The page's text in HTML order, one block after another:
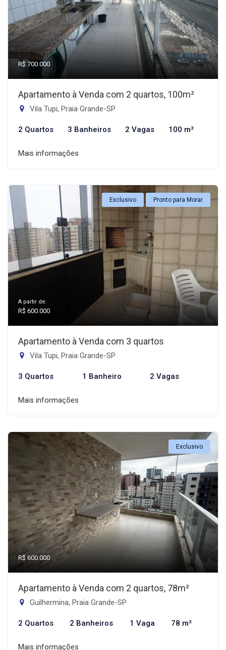
R$ 700.000
Apartamento à Venda com 2 quartos, 100m²
Vila Tupi, Praia Grande-SP
2 Quartos 3 Banheiros 2 Vagas 100 m²
Mais informações
Exclusivo Pronto para Morar
A partir de:
R$ 600.000
Apartamento à Venda com 3 quartos
Vila Tupi, Praia Grande-SP
3 Quartos 1 Banheiro 2 Vagas
Mais informações
Exclusivo
R$ 600.000
Apartamento à Venda com 2 quartos, 78m²
Guilhermina, Praia Grande-SP
2 Quartos 2 Banheiros 1 Vaga 78 m²
Mais informações